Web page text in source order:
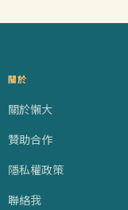
關於
關於懶大
贊助合作
隱私權政策
聯絡我